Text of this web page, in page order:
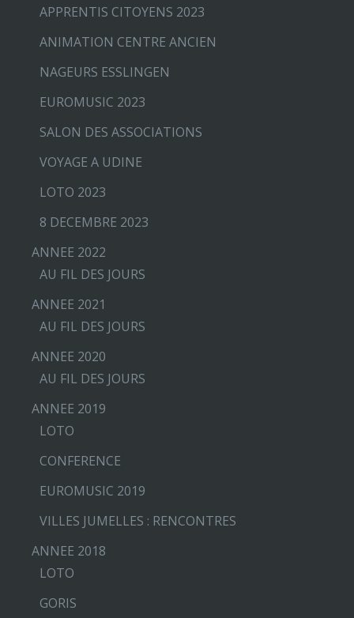
APPRENTIS CITOYENS 2023
ANIMATION CENTRE ANCIEN
NAGEURS ESSLINGEN
EUROMUSIC 2023
SALON DES ASSOCIATIONS
VOYAGE A UDINE
LOTO 2023
8 DECEMBRE 2023
ANNEE 2022
AU FIL DES JOURS
ANNEE 2021
AU FIL DES JOURS
ANNEE 2020
AU FIL DES JOURS
ANNEE 2019
LOTO
CONFERENCE
EUROMUSIC 2019
VILLES JUMELLES : RENCONTRES
ANNEE 2018
LOTO
GORIS